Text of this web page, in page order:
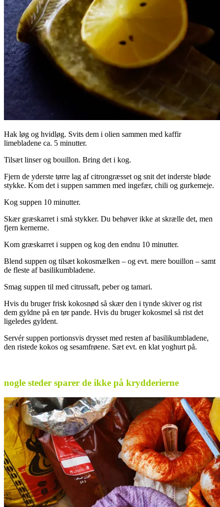
Hak løg og hvidløg. Svits dem i olien sammen med kaffir
limebladene ca. 5 minutter.
Tilsæt linser og bouillon. Bring det i kog.
Fjern de yderste tørre lag af citrongræsset og snit det inderste bløde
stykke. Kom det i suppen sammen med ingefær, chili og gurkemeje.
Kog suppen 10 minutter.
Skær græskarret i små stykker. Du behøver ikke at skrælle det, men
fjern kernerne.
Kom græskarret i suppen og kog den endnu 10 minutter.
Blend suppen og tilsæt kokosmælken – og evt. mere bouillon – samt
de fleste af basilikumbladene.
Smag suppen til med citrussaft, peber og tamari.
Hvis du bruger frisk kokosnød så skær den i tynde skiver og rist
dem gyldne på en tør pande. Hvis du bruger kokosmel så rist det
ligeledes gyldent.
Servér suppen portionsvis drysset med resten af basilikumbladene,
den ristede kokos og sesamfrøene. Sæt evt. en klat yoghurt på.
nogle steder sparer de ikke på krydderierne